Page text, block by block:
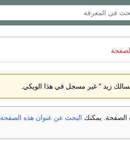
زيد " غير مسجل في هذا الويكي.
الصفحة. يمكنك البحث عن عنوان هذه الصفحة